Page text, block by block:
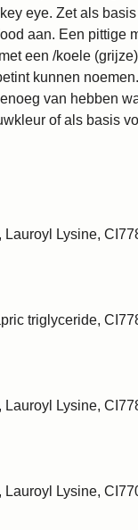
eye. Zet als
aan. Een pittige
een /koele (grijze)
kunnen
van hebben
of als basis
Lysine,
triglyceride,
Lysine,
Lysine,